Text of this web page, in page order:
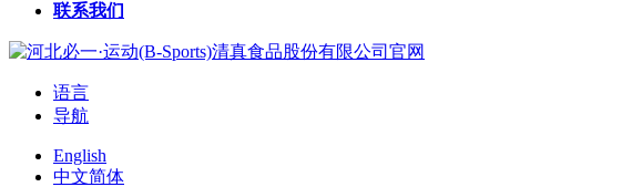
联系我们
语言
导航
English
中文简体